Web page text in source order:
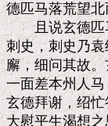
德匹马落荒望
且说玄德匹马
刺史，刺史乃
廨，细问其故
一面差本州人
玄德拜谢，绍
大慰平生渴想